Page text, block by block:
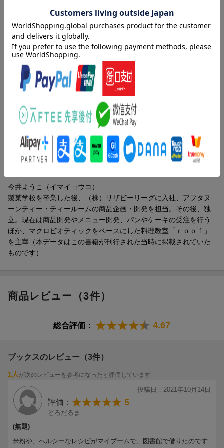
類は使用しています。
混ぜすぎても失敗ナシ、粉はふるわなくてＯＫ。特別な道具はい
らない、材料少なめで気軽に作れる。からだにも、とってもやさ
しいお菓子のレシピ。
目次（「BOOK」データベースより）
ブルーベリーパンケーキ／デラックスパンケーキ／パンケーキの
トライフル／バナナとポピーシードの蒸しケーキ／にんじんの蒸
しケーキ／ピスタチオとハーブの蒸しケーキ／豆腐のリングドー
ナツ／メープルバニラプリン／ピーナッツプリン／豆乳ヨーグル
トレモンムース〔ほか〕
今井ようこ（イマイヨウコ）
製菓学校を卒業した後、（株）サザビーリーグに入社、アフタヌ
ーンティー・ティールームの商品企画・開発を担当。その後、独
立。現在は商品開発やメニュー開発、パンやケーキの受注を行う
ほか、マクロビオティックをベースにした料理教室「ｒｏｏｆ」
を主宰（本データはこの書籍が刊行された当時に掲載されていた
ものです）
商品レビュー（3件）
総合評価： 4.67
ブックスのレビュー（3件）
1人が次のレビューを参考になったと評価しています
投稿日：2021年10月14日
評価： 5
どろだるま
(無題)
米粉や、ヘルシーなレシピがマイブームで、図書館で借りたのです